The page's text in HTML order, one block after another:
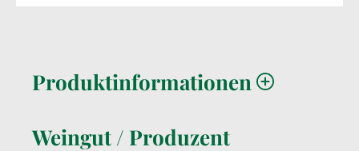
Produktinformationen
Weingut / Produzent